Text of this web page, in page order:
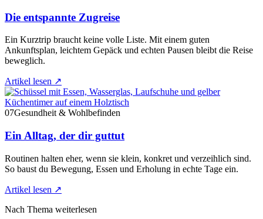
Die entspannte Zugreise
Ein Kurztrip braucht keine volle Liste. Mit einem guten
Ankunftsplan, leichtem Gepäck und echten Pausen bleibt die Reise
beweglich.
Artikel lesen ↗
07Gesundheit & Wohlbefinden
Ein Alltag, der dir guttut
Routinen halten eher, wenn sie klein, konkret und verzeihlich sind.
So baust du Bewegung, Essen und Erholung in echte Tage ein.
Artikel lesen ↗
Nach Thema weiterlesen